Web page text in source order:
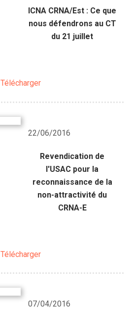
ICNA CRNA/Est : Ce que
nous défendrons au CT
du 21 juillet
Télécharger
22/06/2016
Revendication de
l'USAC pour la
reconnaissance de la
non-attractivité du
CRNA-E
Télécharger
07/04/2016